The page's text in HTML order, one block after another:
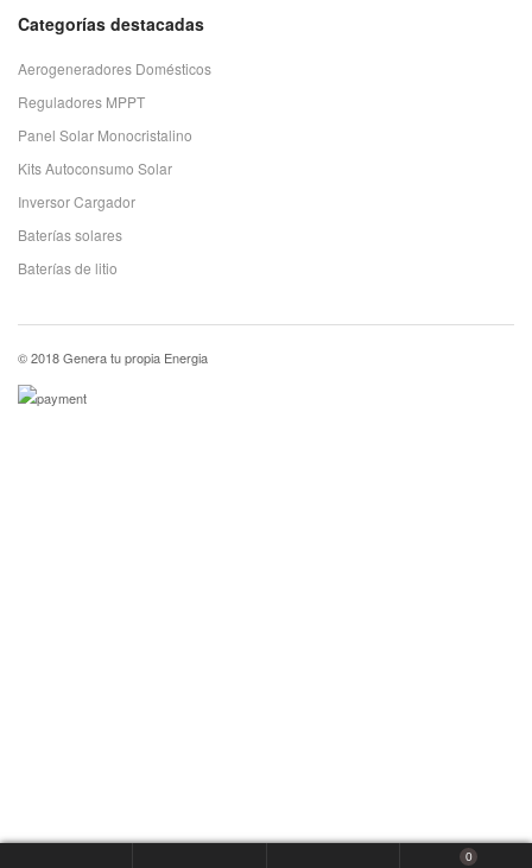
Categorías destacadas
Aerogeneradores Domésticos
Reguladores MPPT
Panel Solar Monocristalino
Kits Autoconsumo Solar
Inversor Cargador
Baterías solares
Baterías de litio
© 2018 Genera tu propia Energia
0